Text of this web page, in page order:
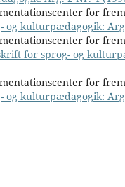
for
og kulturpædagogik:
for
for sprog- og
for
og kulturpædagogik: